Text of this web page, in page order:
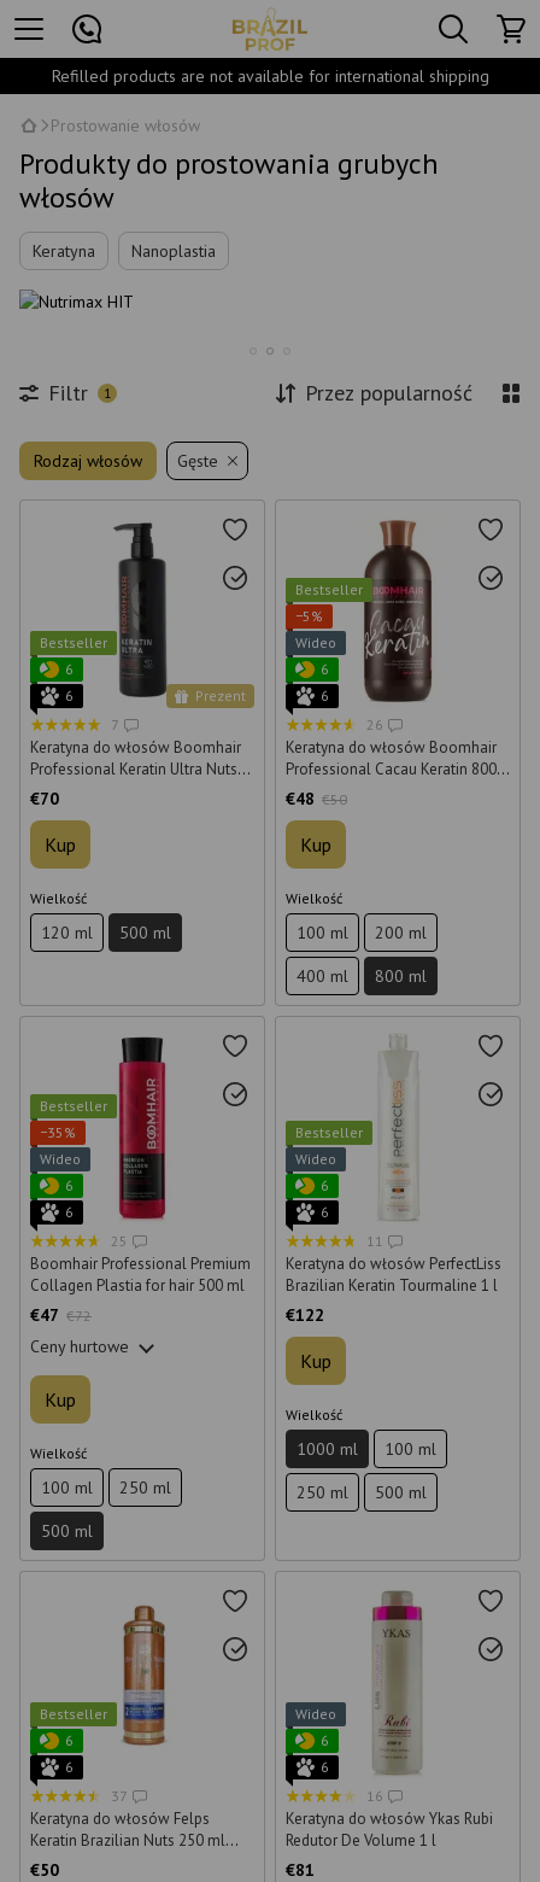
Refilled products are not available for international shipping
Prostowanie włosów
Produkty do prostowania grubych
włosów
Keratyna Nanoplastia
Filtr 1 Przez popularność
Rodzaj włosów Gęste
Prezent
Bestseller
6
6
7
Keratyna do włosów Boomhair
Professional Keratin Ultra Nuts
500 ml
€70
Kup
Wielkość
120 ml 500 ml
Bestseller
−5%
Wideo
6
6
26
Keratyna do włosów Boomhair
Professional Cacau Keratin 800
ml
€48 €50
Kup
Wielkość
100 ml
200 ml
400 ml
800 ml
Bestseller
−35%
Wideo
6
6
25
Boomhair Professional Premium
Collagen Plastia for hair 500 ml
€47 €72
Ceny hurtowe
Kup
Wielkość
100 ml
250 ml
500 ml
Bestseller
Wideo
6
6
11
Keratyna do włosów PerfectLiss
Brazilian Keratin Tourmaline 1 l
€122
Kup
Wielkość
1000 ml
100 ml
250 ml
500 ml
Bestseller
6
6
37
Keratyna do włosów Felps
Keratin Brazilian Nuts 250 ml
(krok 2)
€50
Wideo
6
6
16
Keratyna do włosów Ykas Rubi
Redutor De Volume 1 l
€81